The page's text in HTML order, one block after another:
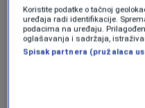
VHS kasete. Neki
promociju Fear
UFC-u. Osjetio je
neophodnim i za
Koristite podatke o tačnoj
uređaja radi identifikacije.
podacima na uređaju.
oglašavanja i sadržaja,
Spisak partnera (pružalaca